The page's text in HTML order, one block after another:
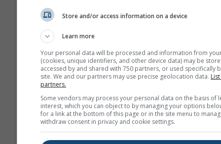
Εγγραφή στο newsletter
Store and/or access information on a device
Learn more
Your personal data will be processed and information from
(cookies, unique identifiers, and other device data) may be
accessed by and shared with 750 partners, or used specifically
site. We and our partners may use precise geolocation data.
partners.
Some vendors may process your personal data on the basis of
interest, which you can object to by managing your options
for a link at the bottom of this page or in the site menu to
withdraw consent in privacy and cookie settings.